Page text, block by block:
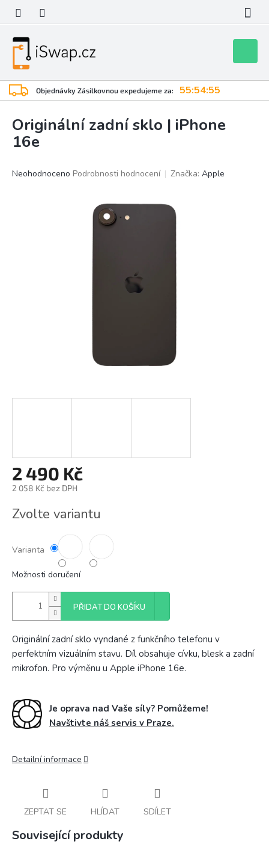
obsah
Objednávky Zásilkovnou expedujeme za: 55:54:54
košík
Originální zadní sklo | iPhone
16e
Průměrné
Neohodnoceno Podrobnosti hodnocení Značka: Apple
2 490 Kč
2 058 Kč bez DPH
cena:
Zvolte variantu
Varianta
Možnosti doručení
PŘIDAT DO KOŠÍKU
Originální zadní sklo vyndané z funkčního telefonu v
perfektním vizuálním stavu. Díl obsahuje cívku, blesk a zadní
mikrofon. Pro výměnu u Apple iPhone 16e.
Je oprava nad Vaše síly? Pomůžeme!
Navštivte náš servis v Praze.
Detailní informace
ZEPTAT SE HLÍDAT SDÍLET
Související produkty